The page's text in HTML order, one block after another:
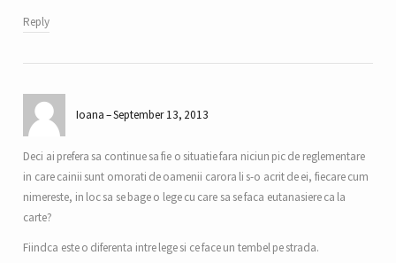
Reply
Ioana September 13, 2013
Deci ai prefera sa continue sa fie o situatie fara niciun pic de reglementare
in care cainii sunt omorati de oamenii carora li s-o acrit de ei, fiecare cum
nimereste, in loc sa se bage o lege cu care sa se faca eutanasiere ca la
carte?
Fiindca este o diferenta intre lege si ce face un tembel pe strada.